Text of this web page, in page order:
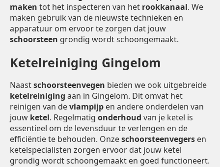
maken tot het inspecteren van het rookkanaal. We
maken gebruik van de nieuwste technieken en
apparatuur om ervoor te zorgen dat jouw
schoorsteen grondig wordt schoongemaakt.
Ketelreiniging Gingelom
Naastschoorsteenvegen bieden we ook uitgebreide
ketelreiniging aan in Gingelom. Dit omvat het
reinigen van devlampijp en andere onderdelen van
jouw ketel. Regelmatig onderhoud van je ketel is
essentieel om de levensduur te verlengen en de
efficiëntie te behouden. Onzeschoorsteenvegers en
ketelspecialisten zorgen ervoor dat jouw ketel
grondig wordt schoongemaakt en goed functioneert.